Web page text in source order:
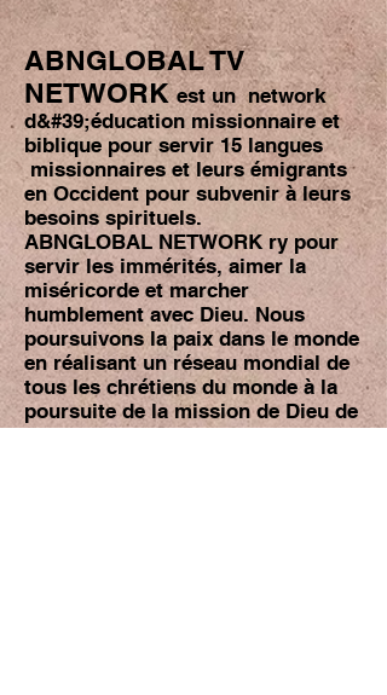
ABNGLOBAL TV
NETWORKest un network
d&#39;éducation missionnaire et
biblique pour servir 15 langues
missionnaires et leurs émigrants
en Occident pour subvenir à leurs
besoins spirituels.
ABNGLOBAL NETWORK ry pour
servir les immérités, aimer la
miséricorde et marcher
humblement avec Dieu. Nous
poursuivons la paix dans le monde
en réalisant un réseau mondial de
tous les chrétiens du monde à la
poursuite de la mission de Dieu de
faire des disciples de toutes les